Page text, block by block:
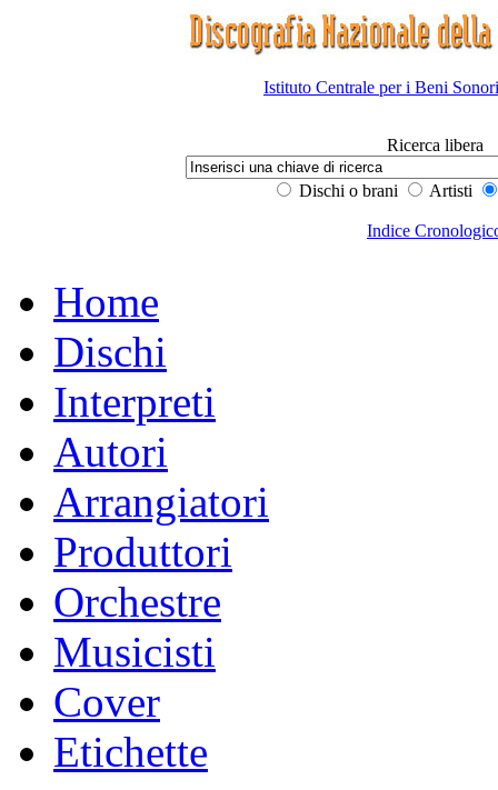
Istituto Centrale per i Beni
Ricerca libera
Dischi o brani Artisti
Indice
Home
Dischi
Interpreti
Autori
Arrangiatori
Produttori
Orchestre
Musicisti
Cover
Etichette